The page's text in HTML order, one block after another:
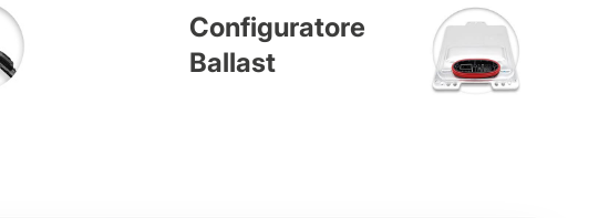
Configuratore
Ballast